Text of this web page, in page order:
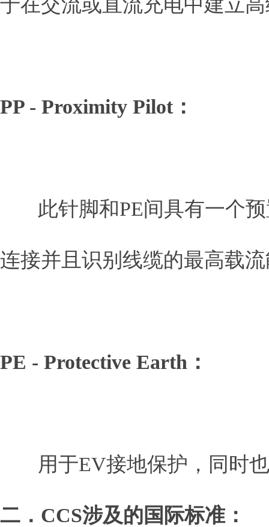
PP - Proximity Pilot：
此针脚和PE间具有一个预
连接并且识别线缆的最高载
PE - Protective Earth：
用于EV接地保护，同时也
二．CCS涉及的国际标准：